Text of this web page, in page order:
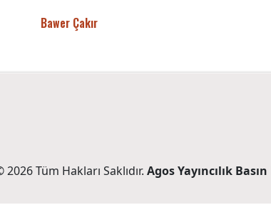
Bawer Çakır
Tüm Hakları Saklıdır. Agos Yayıncılık